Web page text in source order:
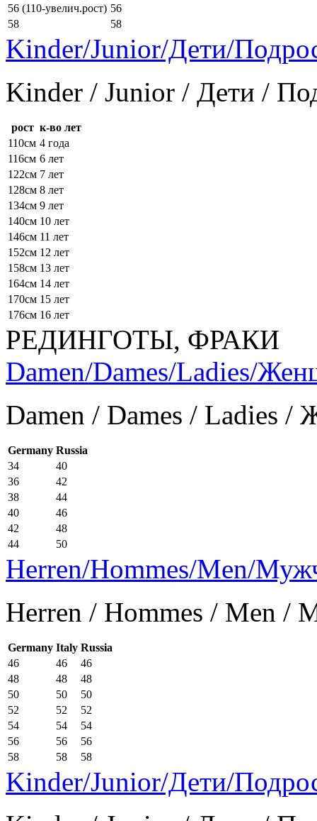
56 (110-увелич.рост) 56
58
58
Kinder/Junior/Дети/
Kinder / Junior / Дети /
рост к-во лет
110см 4 года
116см 6 лет
122см 7 лет
128см 8 лет
134см 9 лет
140см 10 лет
146см 11 лет
152см 12 лет
158см 13 лет
164см 14 лет
170см 15 лет
176см 16 лет
РЕДИНГОТЫ, ФРАКИ
Damen/Dames/Ladies/
Damen / Dames / Ladies
Germany Russia
34
40
36
42
38
44
40
46
42
48
44
50
Herren/Hommes/Men/
Herren / Hommes / Men /
Germany Italy Russia
46
46
46
48
48
48
50
50
50
52
52
52
54
54
54
56
56
56
58
58 58
Kinder/Junior/Дети/